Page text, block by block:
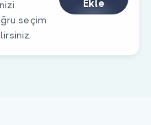
seçim
Ekle